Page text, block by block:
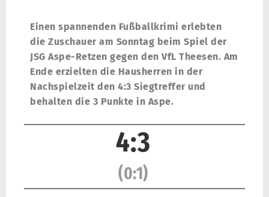
Einen spannenden Fußballkrimi erlebten
die Zuschauer am Sonntag beim Spiel der
JSG Aspe-Retzen gegen den VfL Theesen. Am
Ende erzielten die Hausherren in der
Nachspielzeit den 4:3 Siegtreffer und
behalten die 3 Punkte in Aspe.
4:3
(0:1)